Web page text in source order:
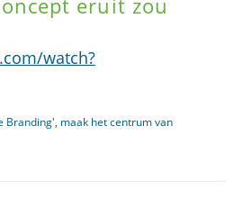
eruit zou
watch?
Branding', maak het centrum van